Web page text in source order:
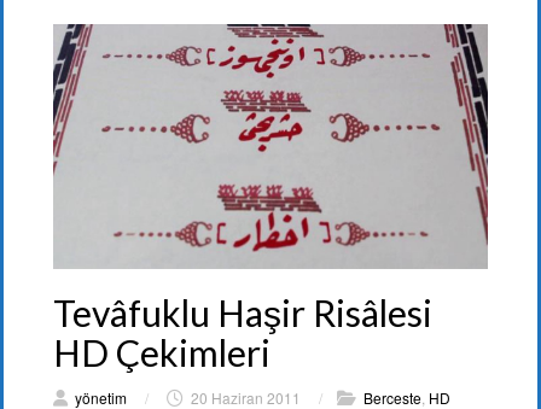
Tevâfuklu Haşir Risâlesi
HD Çekimleri
yönetim / 20 Haziran 2011 / Berceste HD